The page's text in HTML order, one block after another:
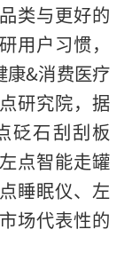
类与更好的
用户习惯，
康&消费医疗
研究院，据
砭石刮刮板
点智能走罐
睡眠仪、左
场代表性的